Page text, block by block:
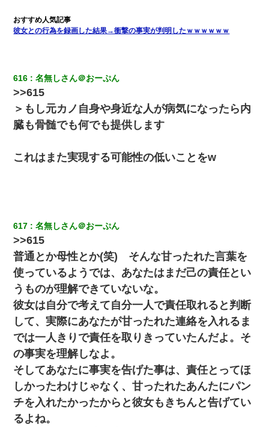
２人・・・
同じマンションに住んでる女性が鍵をわかりやすいところに隠し
ている事に気づいた俺「忍びこんでみよう！」→ 結果
旦那の元嫁「離婚したとはいえ、私が本来の妻。許可なく結婚す
るなんてどういう神経してるの？離婚届を記入して持って来い」
→笑いが止まらなくなり・・・
中途採用のAが部長から呼び出された。Aはヘラヘラと部屋に入っ
ていき、1時間後に号泣しながら出てきて…
ミスした新人(
)に冗談で「行為させてくれたら許してあげる」
って言ったら・・・
わい(42)渋谷の夜のサービスで19の女の子にゴックンさせた結果
ｗｗｗｗｗｗｗｗ
ずっとニートだと思ってた同居の義弟が投資で旦那より稼いでる
とか知らなかった…
彼女との行為を録画した結果→衝撃の事実が判明したｗｗｗｗｗｗ
616 名無しさん＠おーぷん
>>615
＞もし元カノ自身や身近な人が病気になったら内
臓も骨髄でも何でも提供します
これはまた実現する可能性の低いことをw
617 名無しさん＠おーぷん
>>615
普通とか母性とか(笑) そんな甘ったれた言葉を
使っているようでは、あなたはまだ己の責任とい
うものが理解できていないな。
彼女は自分で考えて自分一人で責任取れると判断
して、実際にあなたが甘ったれた連絡を入れるま
では一人きりで責任を取りきっていたんだよ。そ
の事実を理解しなよ。
そしてあなたに事実を告げた事は、責任とってほ
しかったわけじゃなく、甘ったれたあんたにパン
チを入れたかったからと彼女もきちんと告げてい
るよね。